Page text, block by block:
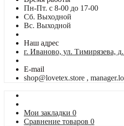
Пн-Пт. с 8-00 до 17-00
Сб. Выходной
Вс. Выходной
Наш адрес
г. Иваново, ул. Тимирязева,
E-mail
shop@lovetex.store ,
Мои закладки 0
Сравнение товаров 0